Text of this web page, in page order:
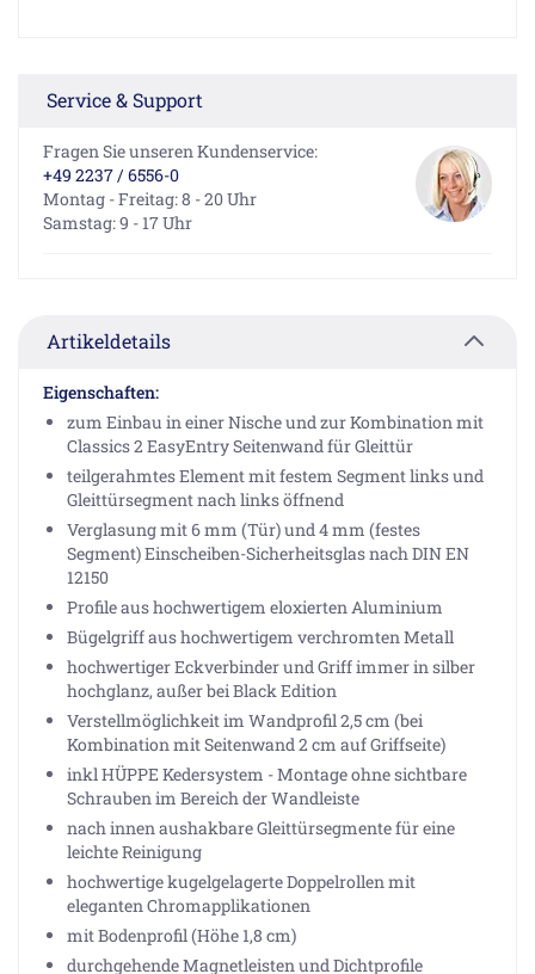
Service & Support
Fragen Sie unseren Kundenservice:
+49 2237 / 6556-0
Montag - Freitag: 8 - 20 Uhr
Samstag: 9 - 17 Uhr
Artikeldetails
Eigenschaften:
zum Einbau in einer Nische und zur Kombination mit
Classics 2 EasyEntry Seitenwand für Gleittür
teilgerahmtes Element mit festem Segment links und
Gleittürsegment nach links öffnend
Verglasung mit 6 mm (Tür) und 4 mm (festes
Segment) Einscheiben-Sicherheitsglas nach DIN EN
12150
Profile aus hochwertigem eloxierten Aluminium
Bügelgriff aus hochwertigem verchromten Metall
hochwertiger Eckverbinder und Griff immer in silber
hochglanz, außer bei Black Edition
Verstellmöglichkeit im Wandprofil 2,5 cm (bei
Kombination mit Seitenwand 2 cm auf Griffseite)
inkl HÜPPE Kedersystem - Montage ohne sichtbare
Schrauben im Bereich der Wandleiste
nach innen aushakbare Gleittürsegmente für eine
leichte Reinigung
hochwertige kugelgelagerte Doppelrollen mit
eleganten Chromapplikationen
mit Bodenprofil (Höhe 1,8 cm)
durchgehende Magnetleisten und Dichtprofile